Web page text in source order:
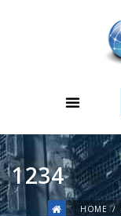
1234
HOME